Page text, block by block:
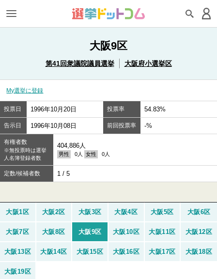
大阪9区
第41回衆議院議員選挙 大阪府小選挙区
My選挙に登録
投票日 1996年10月20日 投票率 54.83%
告示日 1996年10月08日 前回投票率 -%
有権者数
※無投票時は選挙
人名簿登録者数
404,886人
男性 0人 女性 0人
定数/候補者数 1 / 5
大阪1区 大阪2区 大阪3区 大阪4区 大阪5区 大阪6区
大阪7区 大阪8区 大阪9区 大阪10区 大阪11区 大阪12区
大阪13区 大阪14区 大阪15区 大阪16区 大阪17区 大阪18区
大阪19区